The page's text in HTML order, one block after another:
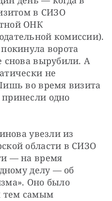
в СИЗО
ОНК
комиссии).
ворота
снова вырубили. А
не
во время визита
одно
увезли из
области в СИЗО
— на время
делу — об
Оно было
тем самым